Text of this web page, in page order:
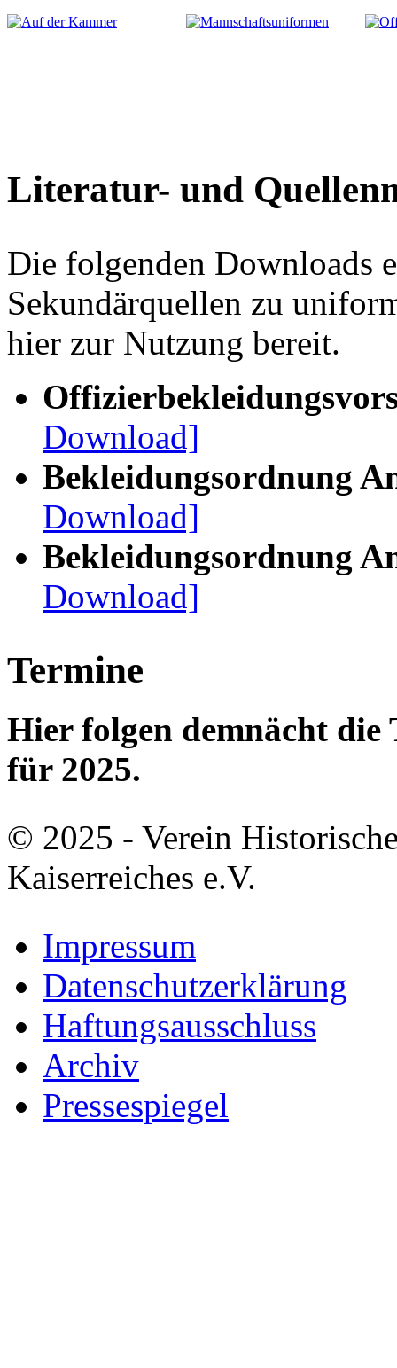
Literatur- und
Die folgenden Downloads
Sekundärquellen zu
hier zur Nutzung bereit.
Download]
Bekleidungsordnung
Download]
Bekleidungsordnung
Download]
Termine
Hier folgen demnächt
für 2025.
© 2025 - Verein
Kaiserreiches e.V.
Impressum
Datenschutzerklärung
Haftungsausschluss
Archiv
Pressespiegel